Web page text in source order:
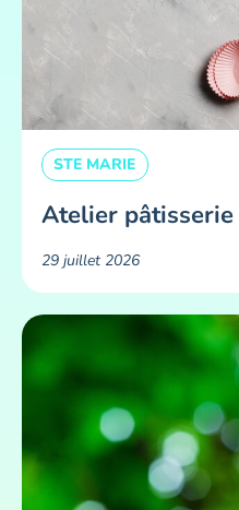
STE MARIE
Atelier
29 juillet 2026